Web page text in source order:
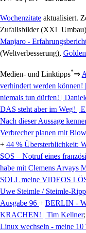
Wochenzitate aktualisiert.
Zufallsbilder (XXL
Manjaro -
(Weltverbesserung),
Medien- und Linktipps*⇒
verhindert werden können!
niemals tun dürfen! |
DAS steht aber im Weg! |
Nach dieser Aussage
Verbrecher planen mit
+ 44 % Übersterblichkeit:
SOS – Notruf eines
habe mit Clemens Arvays
SOLL meine VIDEOS
Uwe Steimle / Steimle-
Ausgabe 96 + BERLIN -
KRACHEN! | Tim Kellner
Linux wechseln - meine